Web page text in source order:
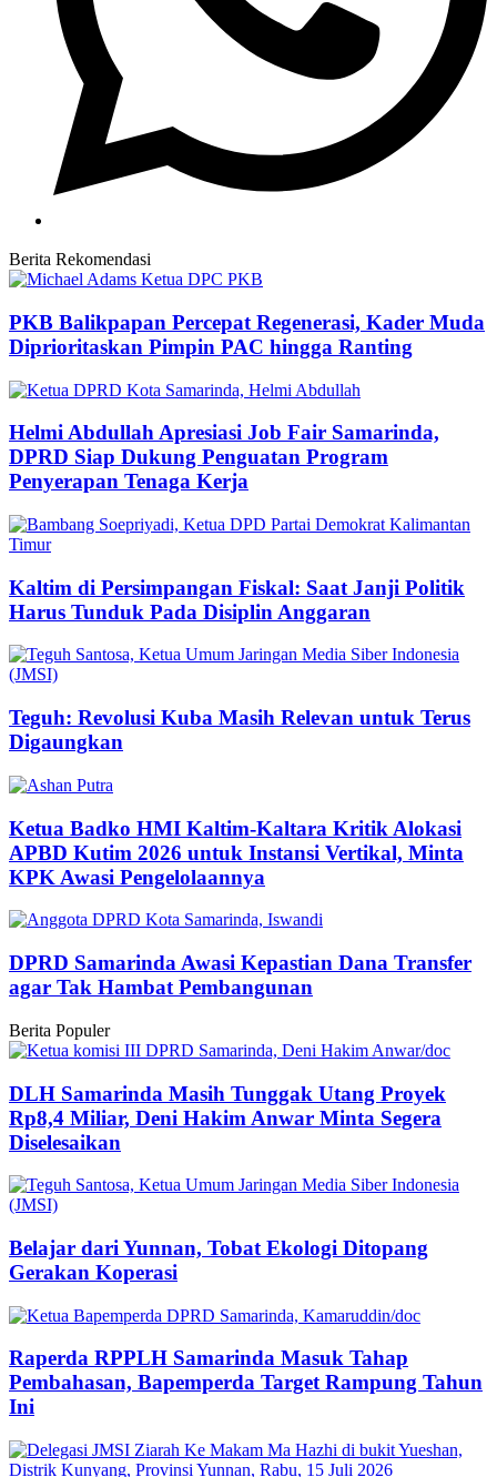
Berita Rekomendasi
PKB Balikpapan Percepat Regenerasi, Kader Muda
Diprioritaskan Pimpin PAC hingga Ranting
Helmi Abdullah Apresiasi Job Fair Samarinda,
DPRD Siap Dukung Penguatan Program
Penyerapan Tenaga Kerja
Kaltim di Persimpangan Fiskal: Saat Janji Politik
Harus Tunduk Pada Disiplin Anggaran
Teguh: Revolusi Kuba Masih Relevan untuk Terus
Digaungkan
Ketua Badko HMI Kaltim-Kaltara Kritik Alokasi
APBD Kutim 2026 untuk Instansi Vertikal, Minta
KPK Awasi Pengelolaannya
DPRD Samarinda Awasi Kepastian Dana Transfer
agar Tak Hambat Pembangunan
Berita Populer
DLH Samarinda Masih Tunggak Utang Proyek
Rp8,4 Miliar, Deni Hakim Anwar Minta Segera
Diselesaikan
Belajar dari Yunnan, Tobat Ekologi Ditopang
Gerakan Koperasi
Raperda RPPLH Samarinda Masuk Tahap
Pembahasan, Bapemperda Target Rampung Tahun
Ini